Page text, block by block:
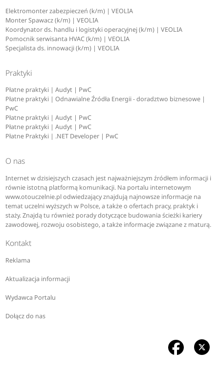
Elektromonter zabezpieczeń (k/m) | VEOLIA
Monter Spawacz (k/m) | VEOLIA
Koordynator ds. handlu i logistyki operacyjnej (k/m) | VEOLIA
Pomocnik serwisanta HVAC (k/m) | VEOLIA
Specjalista ds. innowacji (k/m) | VEOLIA
Praktyki
Płatne praktyki | Audyt | PwC
Płatne praktyki | Odnawialne Źródła Energii - doradztwo biznesowe |
PwC
Płatne praktyki | Audyt | PwC
Płatne praktyki | Audyt | PwC
Płatne Praktyki | .NET Developer | PwC
O nas
Internet w dzisiejszych czasach jest najważniejszym źródłem informacji i
równie istotną platformą komunikacji. Na portalu internetowym
www.otouczelnie.pl odwiedzający znajdują najnowsze informacje na
temat uczelni wyższych w Polsce, a także o ofertach pracy, praktyk i
staży. Znajdą tu również porady dotyczące budowania ścieżki kariery
zawodowej, rozwoju osobistego, a także informacje związane z maturą.
Kontakt
Reklama
Aktualizacja informacji
Wydawca Portalu
Dołącz do nas